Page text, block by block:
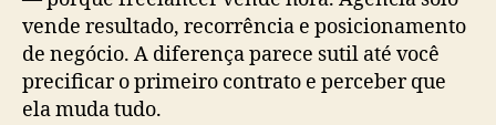
vende resultado, recorrência e posicionamento
de negócio. A diferença parece sutil até você
precificar o primeiro contrato e perceber que
ela muda tudo.